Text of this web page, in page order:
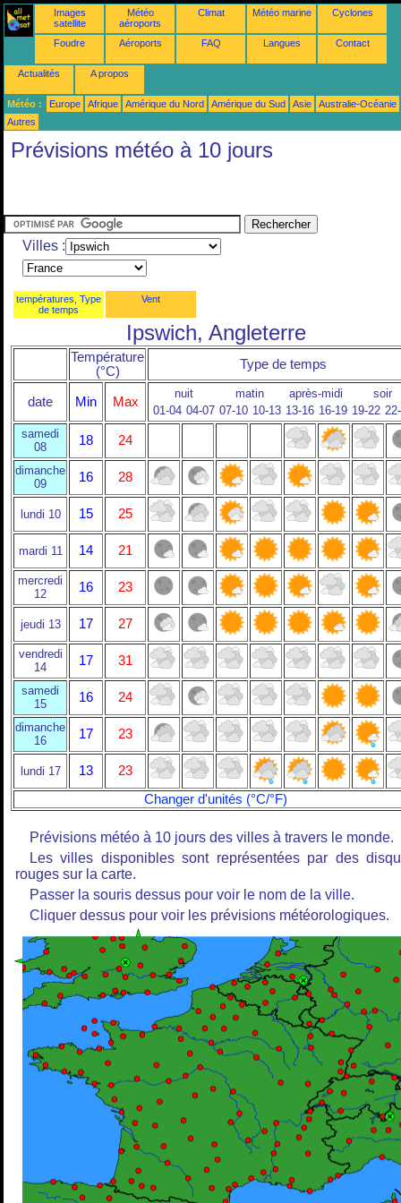
Images
satellite
Météo
aéroports
Climat Météo marine Cyclones
Foudre Aéroports FAQ Langues Contact
Actualités A propos
Météo : Europe Afrique Amérique du Nord Amérique du Sud Asie
Australie-Océanie
Autres
Prévisions météo à 10 jours
Villes :
températures, Type
de temps
Vent
Ipswich, Angleterre
Température
(°C)
Type de temps
date Min Max
nuit matin après-midi
soir
01-04 04-07 07-10 10-13 13-16 16-19 19-22
samedi
08
18 24
dimanche
09
16 28
lundi 10 15 25
mardi 11 14 21
mercredi
12
16 23
jeudi 13 17 27
vendredi
14
17 31
samedi
15
16 24
dimanche
16
17 23
lundi 17 13
23
Changer d'unités (°C/°F)
Prévisions météo à 10 jours des villes à travers le monde.
Les villes disponibles sont représentées par des
rouges sur la carte.
Passer la souris dessus pour voir le nom de la ville.
Cliquer dessus pour voir les prévisions météorologiques.